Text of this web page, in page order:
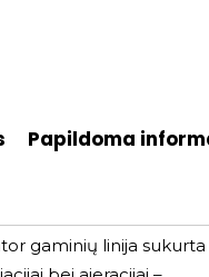
Papildoma
gaminių linija sukurta